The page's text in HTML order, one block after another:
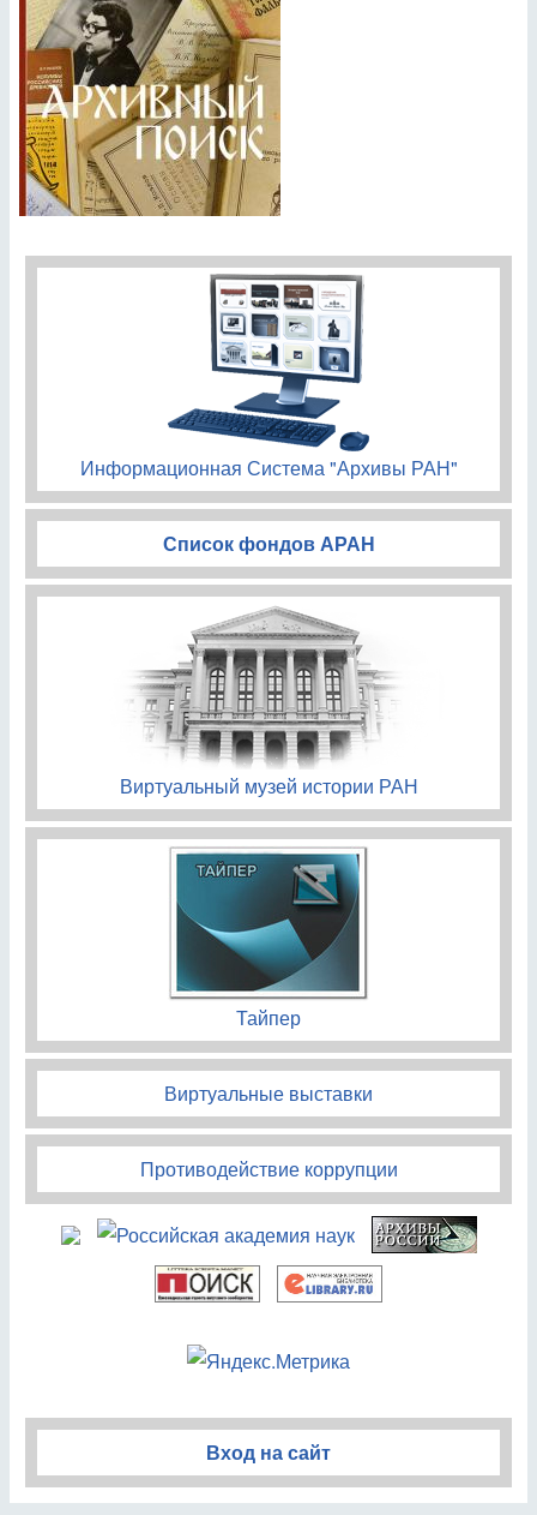
Информационная Система "Архивы РАН"
Список фондов АРАН
Виртуальный музей истории РАН
Тайпер
Виртуальные выставки
Противодействие коррупции
Вход на сайт